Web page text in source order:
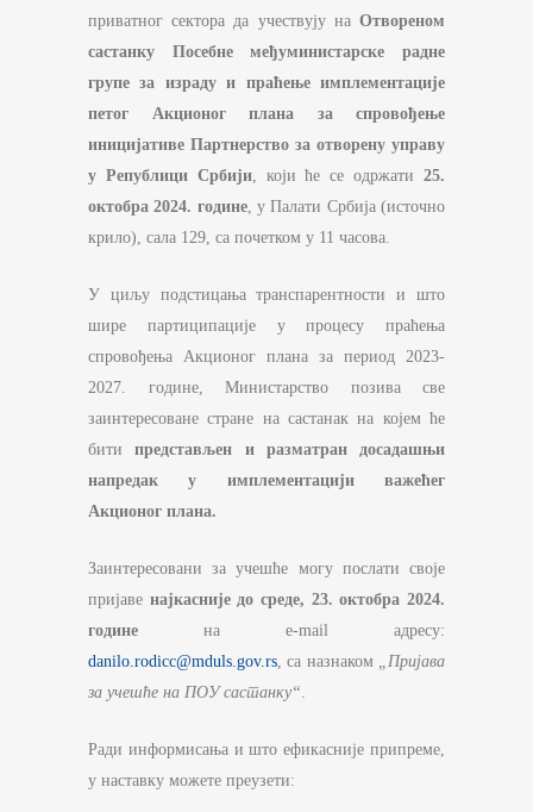
приватног сектора да учествују на Отвореном
састанку Посебне међуминистарске радне
групе за израду и праћење имплементације
петог Акционог плана за спровођење
иницијативе Партнерство за отворену управу
у Републици Србији, који ће се одржати25.
октобра 2024. године, у Палати Србија (источно
крило), сала 129, са почетком у 11 часова.
У циљу подстицања транспарентности и што
шире партиципације у процесу праћења
спровођења Акционог плана за период 2023-
2027. године, Министарство позива све
заинтересоване стране на састанак на којем ће
битипредстављен и разматран досадашњи
напредак у имплементацији важећег
Акционог плана.
Заинтересовани за учешће могу послати своје
пријаве најкасније до среде, 23. октобра 2024.
године на e-mail адресу:
danilo.rodicc@mduls.gov.rs, са назнаком „Пријава
за учешће на ПОУ састанку“.
Ради информисања и што ефикасније припреме,
у наставку можете преузети: